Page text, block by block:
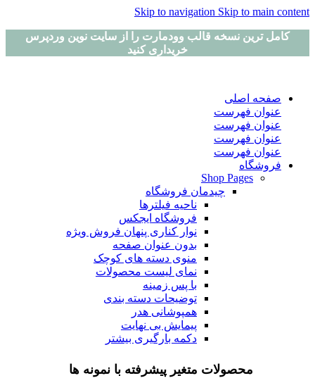
Skip to navigation Skip to main content
کامل ترین نسخه قالب وودمارت را از سایت نوین وردپرس
خریداری کنید
صفحه اصلی
عنوان فهرست
عنوان فهرست
عنوان فهرست
عنوان فهرست
فروشگاه
Shop Pages
چیدمان فروشگاه
ناحیه فیلترها
فروشگاه ایجکس
نوار کناری پنهان فروش ویژه
بدون عنوان صفحه
منوی دسته های کوچک
نمای لیست محصولات
با پس زمینه
توضیحات دسته بندی
همپوشانی هدر
پیمایش بی نهایت
دکمه بارگیری بیشتر
محصولات متغیر پیشرفته با نمونه ها